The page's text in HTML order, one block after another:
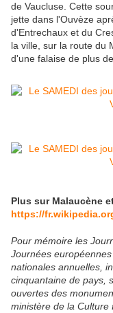
de Vaucluse. Cette
jette dans l'Ouvèze
d'Entrechaux et du
la ville, sur la route du
d'une falaise de plus
Plus sur Malaucène
https://
Pour mémoire les
Journées
nationales annuelles,
cinquantaine de pays,
ouvertes des
ministère de la Culture